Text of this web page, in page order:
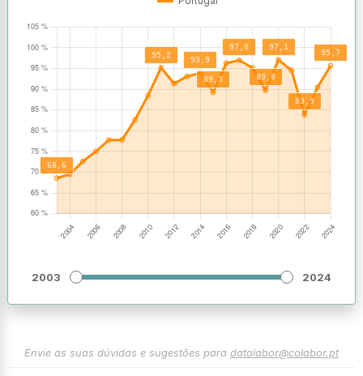
2003 2024
Envie as suas dúvidas e sugestões para datalabor@colabor.pt